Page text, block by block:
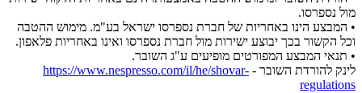
מול נספרסו.
• המבצע הינו באחריות של חברת נספרסו ישראל בע"מ. מימוש ההטבה
וכל הקשור בכך יבוצע ישירות מול חברת נספרסו ואינו באחריות פלאפון.
• תנאי המבצע המפורטים מופיעים ע"ג השובר.
לינק להורדת השובר - https://www.nespresso.com/il/he/shovar-
regulations